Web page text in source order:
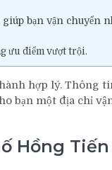
bạn vận chuyển
ưu điểm vượt trội.
hợp lý. Thông
bạn một địa chỉ
Hồng